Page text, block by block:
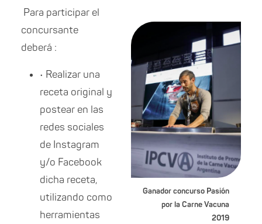
Ganador concurso Pasión
por la Carne Vacuna
2019
Para participar el
concursante
deberá :
• Realizar una
receta original y
postear en las
redes sociales
de Instagram
y/o Facebook
dicha receta,
utilizando como
herramientas